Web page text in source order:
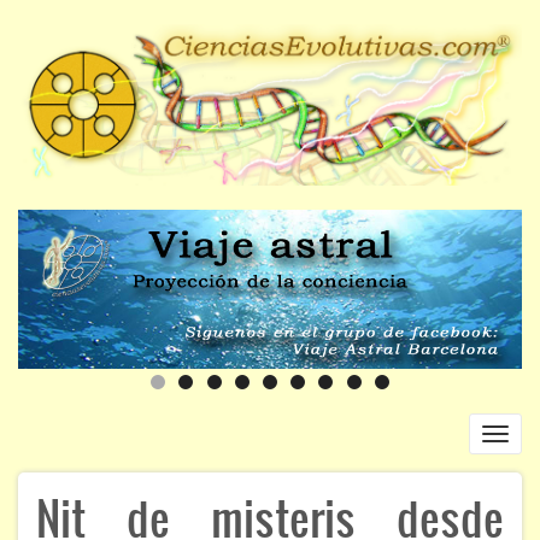
contenido
principal
Navegación
principal
INICIO
Nit de misteris desde